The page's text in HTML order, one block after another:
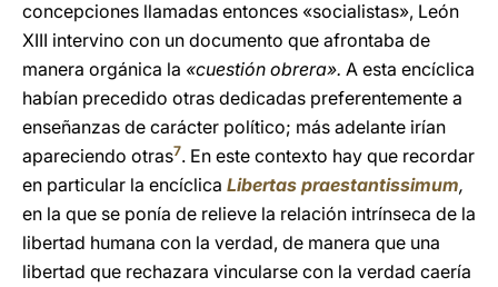
concepciones llamadas entonces «socialistas», León
XIII intervino con un documento que afrontaba de
manera orgánica la «cuestión obrera». A esta encíclica
habían precedido otras dedicadas preferentemente a
enseñanzas de carácter político; más adelante irían
apareciendo otras7. En este contexto hay que recordar
en particular la encíclica Libertas praestantissimum,
en la que se ponía de relieve la relación intrínseca de la
libertad humana con la verdad, de manera que una
libertad que rechazara vincularse con la verdad caería